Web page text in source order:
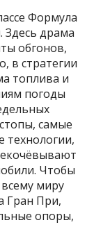
Формула
Здесь драма
обгонов,
в стратегии
топлива и
погоды
самые
технологии,
Чтобы
миру
Гран При,
опоры,